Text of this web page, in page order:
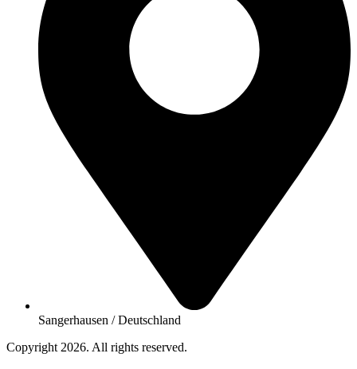
Sangerhausen / Deutschland
Copyright 2026. All rights reserved.